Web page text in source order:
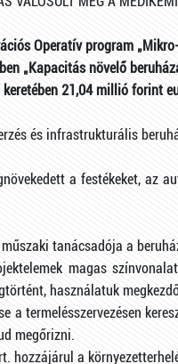
Operatív program
„Kapacitás növelő
21,04 millió forint
és infrastrukturális
a festékeket, az
tanácsadója a
magas
használatuk
a termelésszervezésen
megőrizni.
hozzájárul a